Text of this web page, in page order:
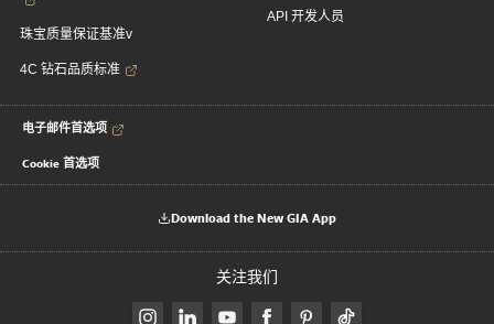
珠宝质量保证基准v
4C 钻石品质标准
API 开发人员
电子邮件首选项
Cookie 首选项
Download the New GIA App
关注我们